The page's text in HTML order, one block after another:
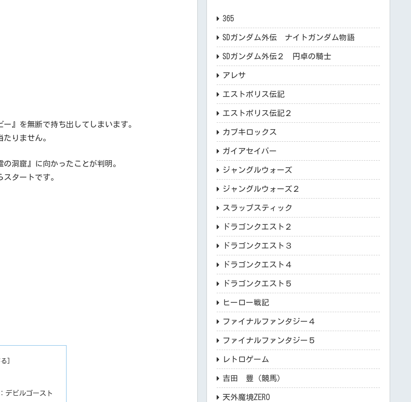
』を無断で持ち出してしまいます。
たりません。
洞窟』に向かったことが判明。
タートです。
デビルゴースト
365
SDガンダム外伝 ナイトガンダム物語
SDガンダム外伝２ 円卓の騎士
アレサ
エストポリス伝記
エストポリス伝記２
カブキロックス
ガイアセイバー
ジャングルウォーズ
ジャングルウォーズ２
スラップスティック
ドラゴンクエスト２
ドラゴンクエスト３
ドラゴンクエスト４
ドラゴンクエスト５
ヒーロー戦記
ファイナルファンタジー４
ファイナルファンタジー５
レトロゲーム
吉田 豊（競馬）
天外魔境ZERO